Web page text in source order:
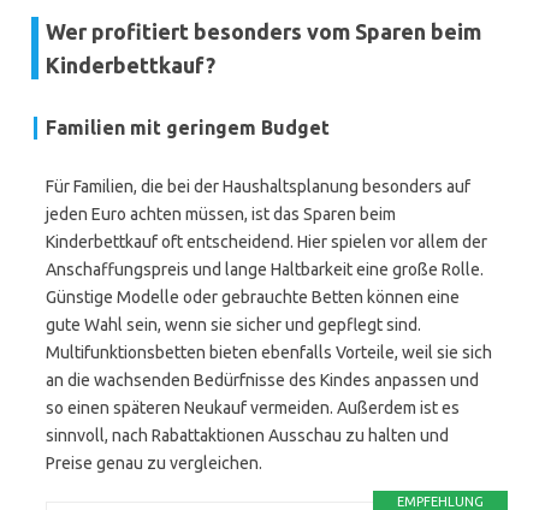
Wer profitiert besonders vom Sparen beim
Kinderbettkauf?
Familien mit geringem Budget
Für Familien, die bei der Haushaltsplanung besonders auf
jeden Euro achten müssen, ist das Sparen beim
Kinderbettkauf oft entscheidend. Hier spielen vor allem der
Anschaffungspreis und lange Haltbarkeit eine große Rolle.
Günstige Modelle oder gebrauchte Betten können eine
gute Wahl sein, wenn sie sicher und gepflegt sind.
Multifunktionsbetten bieten ebenfalls Vorteile, weil sie sich
an die wachsenden Bedürfnisse des Kindes anpassen und
so einen späteren Neukauf vermeiden. Außerdem ist es
sinnvoll, nach Rabattaktionen Ausschau zu halten und
Preise genau zu vergleichen.
EMPFEHLUNG